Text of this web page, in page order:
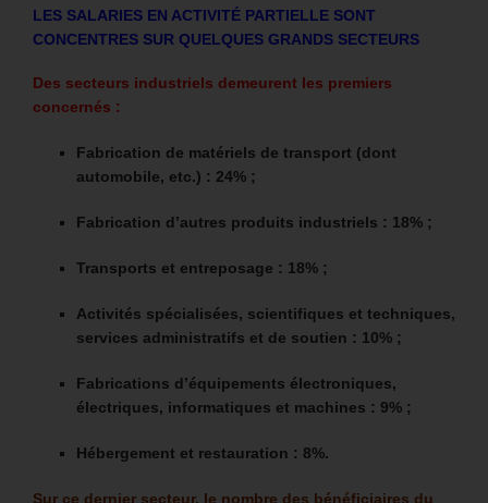
LES SALARIES EN ACTIVITÉ PARTIELLE SONT
CONCENTRES SUR QUELQUES GRANDS SECTEURS
Des secteurs industriels demeurent les premiers
concernés :
Fabrication de matériels de transport (dont
automobile, etc.) : 24% ;
Fabrication d’autres produits industriels : 18% ;
Transports et entreposage : 18% ;
Activités spécialisées, scientifiques et techniques,
services administratifs et de soutien : 10% ;
Fabrications d’équipements électroniques,
électriques, informatiques et machines : 9% ;
Hébergement et restauration : 8%.
Sur ce dernier secteur, le nombre des bénéficiaires du